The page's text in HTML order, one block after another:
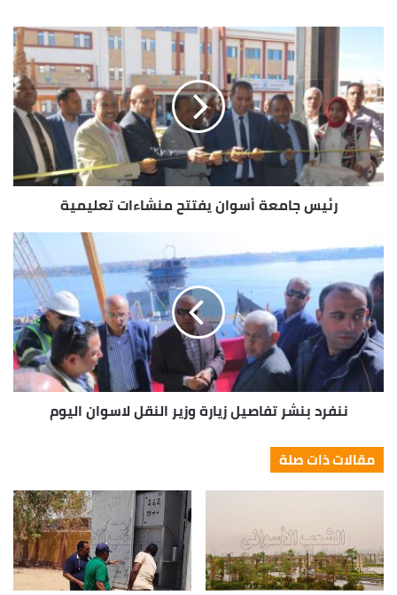
الرومى وسلع إستهلاكية أخرى منتهية الصلاحية أو
مجهولة المصدر حيث تم إتخاذ الإجراءات القانونية حيال
مرتكبى هذه المخالفات طبقاً للقوانين والقواعد
والإشتراطات المنظمة لذلك .
الوي
ب
رئيس جامعة أسوان يفتتح منشاءات تعليمية
ننفرد بنشر تفاصيل زيارة وزير النقل لاسوان اليوم
مقالات ذات صلة